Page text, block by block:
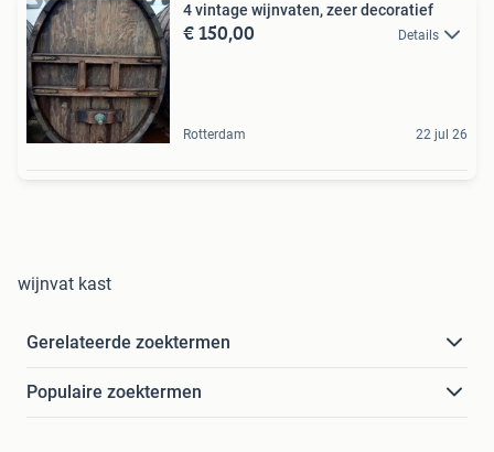
4 vintage wijnvaten, zeer decoratief
€ 150,00 Details
Rotterdam 22 jul 26
wijnvat kast
Gerelateerde zoektermen
Populaire zoektermen